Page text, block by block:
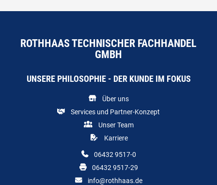
ROTHHAAS TECHNISCHER FACHHANDEL
GMBH
UNSERE PHILOSOPHIE - DER KUNDE IM FOKUS
Über uns
Services und Partner-Konzept
Unser Team
Karriere
06432 9517-0
06432 9517-29
info@rothhaas.de